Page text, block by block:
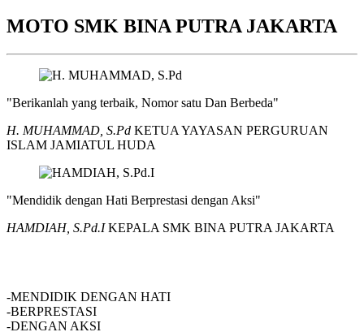
MOTO SMK BINA PUTRA JAKARTA
"Berikanlah yang terbaik, Nomor satu Dan Berbeda"
H. MUHAMMAD, S.Pd KETUA YAYASAN PERGURUAN
ISLAM JAMIATUL HUDA
"Mendidik dengan Hati Berprestasi dengan Aksi"
HAMDIAH, S.Pd.IKEPALA SMK BINA PUTRA JAKARTA
-MENDIDIK DENGAN HATI
-BERPRESTASI
-DENGAN AKSI